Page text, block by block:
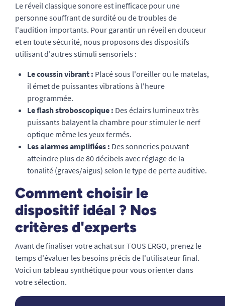
Le réveil classique sonore est inefficace pour une
personne souffrant de surdité ou de troubles de
l'audition importants. Pour garantir un réveil en douceur
et en toute sécurité, nous proposons des dispositifs
utilisant d'autres stimuli sensoriels :
Le coussin vibrant : Placé sous l'oreiller ou le matelas,
il émet de puissantes vibrations à l'heure
programmée.
Le flash stroboscopique : Des éclairs lumineux très
puissants balayent la chambre pour stimuler le nerf
optique même les yeux fermés.
Les alarmes amplifiées : Des sonneries pouvant
atteindre plus de 80 décibels avec réglage de la
tonalité (graves/aigus) selon le type de perte auditive.
Comment choisir le
dispositif idéal ? Nos
critères d'experts
Avant de finaliser votre achat sur TOUS ERGO, prenez le
temps d'évaluer les besoins précis de l'utilisateur final.
Voici un tableau synthétique pour vous orienter dans
votre sélection.